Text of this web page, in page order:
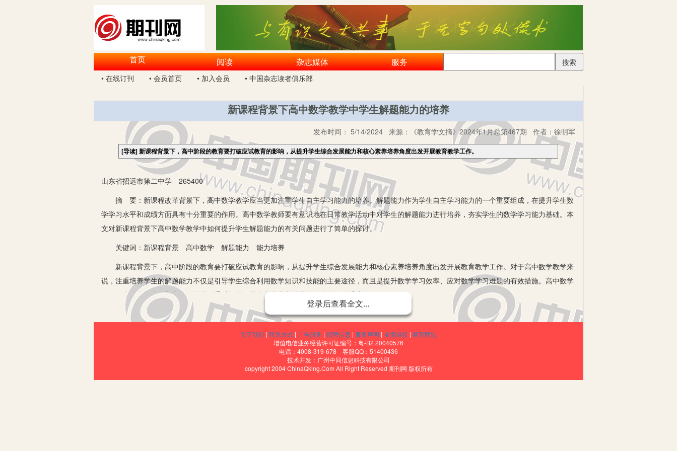
首页 阅读 杂志媒体 服务
搜索
• 在线订刊
• 会员首页 • 加入会员 • 中国杂志读者俱乐部
新课程背景下高中数学教学中学生解题能力的培养
发布时间： 5/14/2024 来源： 《教育学文摘》2024年1月总第467期 作者： 徐明军
[导读]新课程背景下，高中阶段的教育要打破应试教育的影响，从提升学生综合发展能力和核心素养培养角度出发开展教育教学工作。
山东省招远市第二中学 265400
摘 要：新课程改革背景下，高中数学教学应当更加注重学生自主学习能力的培养。解题能力作为学生自主学习能力的一个重要组成，在提升学生数
学学习水平和成绩方面具有十分重要的作用。高中数学教师要有意识地在日常教学活动中对学生的解题能力进行培养，夯实学生的数学学习能力基础。本
文对新课程背景下高中数学教学中如何提升学生解题能力的有关问题进行了简单的探讨。
关键词：新课程背景 高中数学 解题能力 能力培养
新课程背景下，高中阶段的教育要打破应试教育的影响，从提升学生综合发展能力和核心素养培养角度出发开展教育教学工作。对于高中数学教学来
说，注重培养学生的解题能力不仅是引导学生综合利用数学知识和技能的主要途径，而且是提升数学学习效率、应对数学学习难题的有效措施。高中数学
教师要为学生构建更加高效的课堂，通过提升解题能力来夯实学生的数学知识体系建设。
一、高中数学教学培养学生解题能力的必要性
解题能力是高中数学学习的重要组成，也是学生自主学习和掌握数学知识的基础。新课程背景下高中数学教学中对学生的解题能力进行培养，一方面
能够引导高中生在数学学习方面形成良好的习惯，在面对问题、难题的时候能够认真审题、耐心分析、深入思考、积极解答；另一方面能够帮助学生更好
地构建数学知识体系，将数学公式、数学概念、定理公理等知识关联应用起来，才能够理解题目、解答题目。另外，解题能力的形成不是一蹴而就的，是
要在大量的练习中养成的，这对锻炼学生的学习耐力和提升知识掌握效果也具有十分积极的作用。
登录后查看全文...
关于我们 | 联系方式 | 广告服务 | 招聘信息 | 服务声明 | 友情链接 | 期刊联盟
增值电信业务经营许可证编号：粤-B2 20040576
电话：4008-319-678 客服QQ：51400436
技术开发：广州中同信息科技有限公司
copyright 2004 ChinaQking.Com All Right Reserved 期刊网 版权所有